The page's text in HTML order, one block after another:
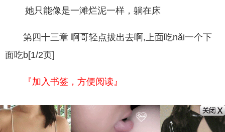
她只能像是一滩烂泥一样，躺在床
第四十三章 啊哥轻点拔出去啊,上面吃nǎi一个下
面吃b[1/2页]
『加入书签，方便阅读』